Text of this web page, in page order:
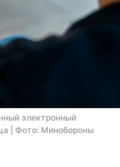
электронный
| Фото: Минобороны